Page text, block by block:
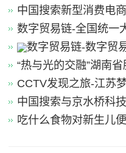
导
中国搜索新型消费电
数字贸易链-全国统一
数字贸易链-数字贸
“热与光的交融”湖南
CCTV发现之旅-江苏
们》
中国搜索与京水桥科
吃什么食物对新生儿